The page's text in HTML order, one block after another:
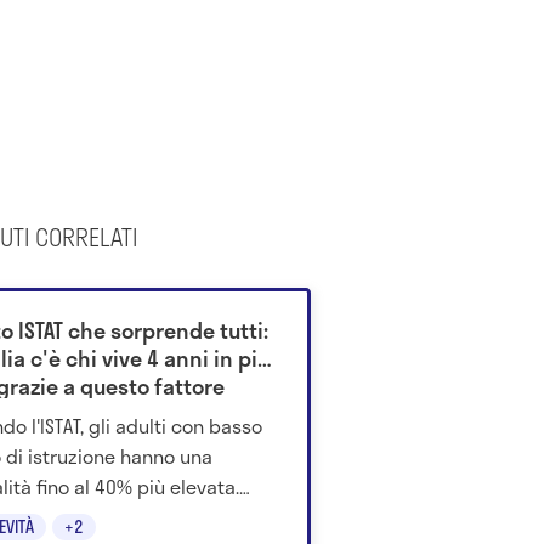
CORRELATI
+2
ISTAT che sorprende tutti:
c'è chi vive 4 anni in più
a questo fattore
l'ISTAT, gli adulti con basso
di istruzione hanno una
fino al 40% più elevata.
come scuola, territorio e salute